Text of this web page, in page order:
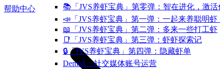
📚「JVS养虾宝典」第零弹：智在进化，激
📣「JVS养虾宝典」第一弹：一起来养聪明虾
📖「JVS养虾宝典」第二弹：多来一些打工虾
📑「JVS养虾宝典」第三弹：虾虾探索记
🔒「JVS养虾宝典」第四弹：隐藏虾单
Demo1：社交媒体账号运营
帮助中心